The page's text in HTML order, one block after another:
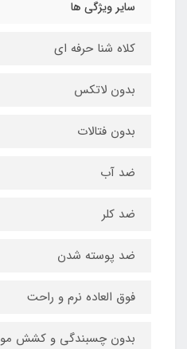
سایر ویژگی ها
کلاه شنا حرفه ای
بدون لاتکس
بدون فتالات
ضد آب
ضد کلر
ضد پوسته شدن
فوق العاده نرم و راحت
بدون چسبندگی و کشش مو